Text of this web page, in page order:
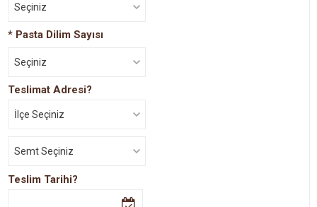
Seçiniz
Muzlu
Çilekli
Muz Çikolatalı
Muz Çilek Çikolatalı
Muz Krokan Çikolatalı
* Pasta Dilim Sayısı
Seçiniz
10 Dilim
15 Dilim
Teslimat Adresi?
Teslim Tarihi?